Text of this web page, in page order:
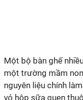
Một bộ bàn ghế
một trường mầm
nguyên liệu chính
vỏ hộp sữa quen